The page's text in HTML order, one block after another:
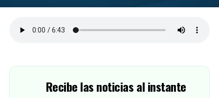
Recibe las noticias al instante